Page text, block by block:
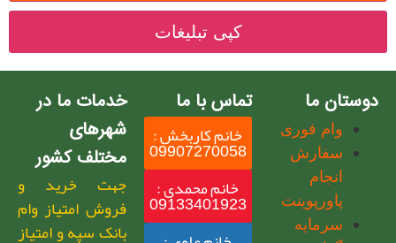
کپی تبلیغات
دوستان ما
وام فوری
سفارش
انجام
پاورپوینت
سرمایه
تماس با ما
خانم کاربخش :
09907270058
خانم محمدی :
09133401923
خدمات ما در
شهرهای
مختلف کشور
جهت خرید و
فروش امتیاز وام
بانک سپه و امتیاز